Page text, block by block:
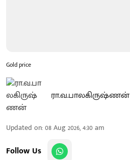
Gold price
ரா.வ.பாலகிருஷ்ணன்
Updated on:08 Aug 2026, 4:30 am
Follow Us